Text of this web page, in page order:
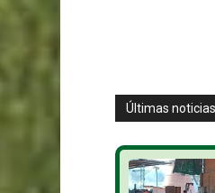
Últimas noticias